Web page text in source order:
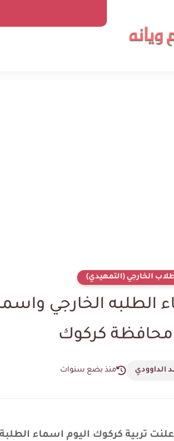
الخارجي (التمهيدي)
الداوودي منذ بضع سنوات
تربية كركوك اليوم اسماء الطلبة